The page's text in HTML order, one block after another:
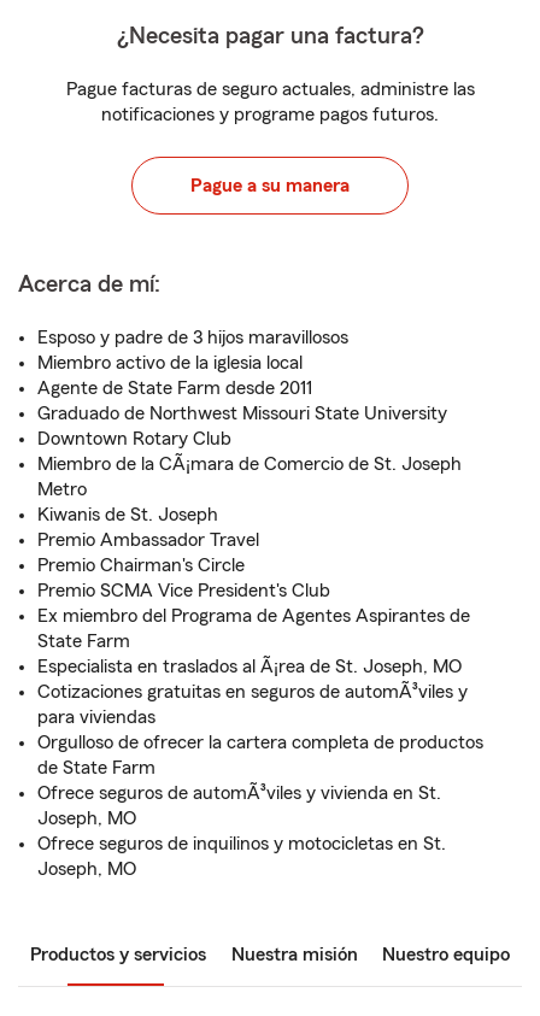
¿Necesita pagar una factura?
Pague facturas de seguro actuales, administre las
notificaciones y programe pagos futuros.
Pague a su manera
Acerca de mí:
Esposo y padre de 3 hijos maravillosos
Miembro activo de la iglesia local
Agente de State Farm desde 2011
Graduado de Northwest Missouri State University
Downtown Rotary Club
Miembro de la CÃ¡mara de Comercio de St. Joseph
Metro
Kiwanis de St. Joseph
Premio Ambassador Travel
Premio Chairman's Circle
Premio SCMA Vice President's Club
Ex miembro del Programa de Agentes Aspirantes de
State Farm
Especialista en traslados al Ã¡rea de St. Joseph, MO
Cotizaciones gratuitas en seguros de automÃ³viles y
para viviendas
Orgulloso de ofrecer la cartera completa de productos
de State Farm
Ofrece seguros de automÃ³viles y vivienda en St.
Joseph, MO
Ofrece seguros de inquilinos y motocicletas en St.
Joseph, MO
Productos y servicios Nuestra misión Nuestro equipo